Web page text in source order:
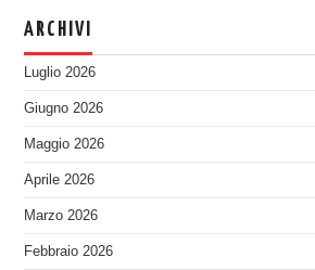
ARCHIVI
Luglio 2026
Giugno 2026
Maggio 2026
Aprile 2026
Marzo 2026
Febbraio 2026